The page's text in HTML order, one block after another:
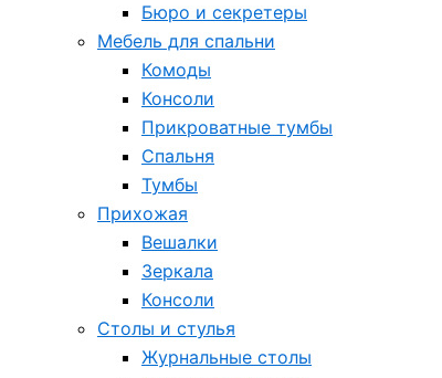
Бюро и секретеры
Мебель для спальни
Комоды
Консоли
Прикроватные тумбы
Спальня
Тумбы
Прихожая
Вешалки
Зеркала
Консоли
Столы и стулья
Журнальные столы